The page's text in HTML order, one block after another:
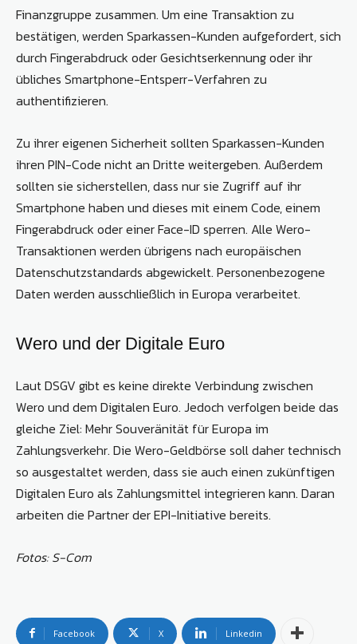
Finanzgruppe zusammen. Um eine Transaktion zu
bestätigen, werden Sparkassen-Kunden aufgefordert, sich
durch Fingerabdruck oder Gesichtserkennung oder ihr
übliches Smartphone-Entsperr-Verfahren zu
authentifizieren.
Zu ihrer eigenen Sicherheit sollten Sparkassen-Kunden
ihren PIN-Code nicht an Dritte weitergeben. Außerdem
sollten sie sicherstellen, dass nur sie Zugriff auf ihr
Smartphone haben und dieses mit einem Code, einem
Fingerabdruck oder einer Face-ID sperren. Alle Wero-
Transaktionen werden übrigens nach europäischen
Datenschutzstandards abgewickelt. Personenbezogene
Daten werden ausschließlich in Europa verarbeitet.
Wero und der Digitale Euro
Laut DSGV gibt es keine direkte Verbindung zwischen
Wero und dem Digitalen Euro. Jedoch verfolgen beide das
gleiche Ziel: Mehr Souveränität für Europa im
Zahlungsverkehr. Die Wero-Geldbörse soll daher technisch
so ausgestaltet werden, dass sie auch einen zukünftigen
Digitalen Euro als Zahlungsmittel integrieren kann. Daran
arbeiten die Partner der EPI-Initiative bereits.
Fotos: S-Com
Facebook X Linkedin